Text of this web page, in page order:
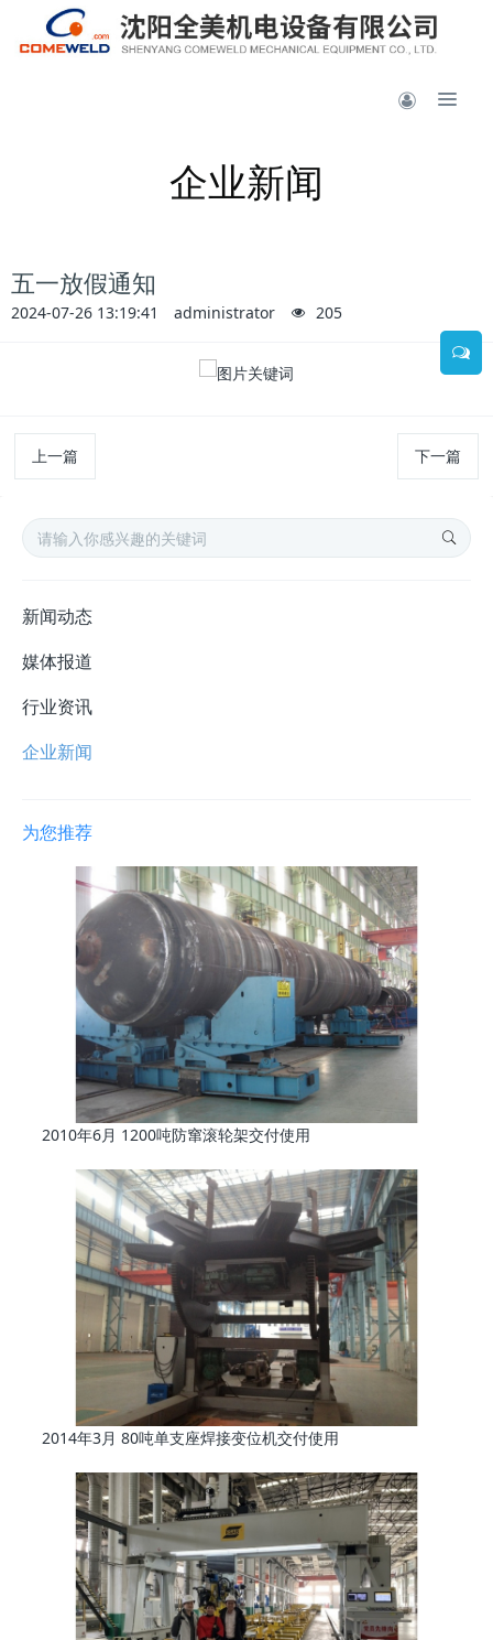
企业新闻
五一放假通知
2024-07-26 13:19:41 administrator 205
上一篇 下一篇
新闻动态
媒体报道
行业资讯
企业新闻
为您推荐
2010年6月 1200吨防窜滚轮架交付使用
2014年3月 80吨单支座焊接变位机交付使用